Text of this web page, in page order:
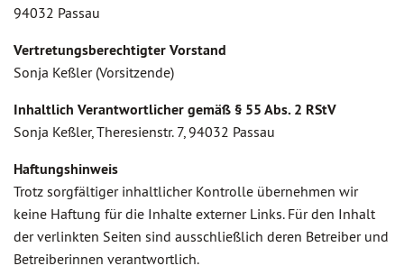
94032 Passau
Vertretungsberechtigter Vorstand
Sonja Keßler (Vorsitzende)
Inhaltlich Verantwortlicher gemäß § 55 Abs. 2 RStV
Sonja Keßler, Theresienstr. 7, 94032 Passau
Haftungshinweis
Trotz sorgfältiger inhaltlicher Kontrolle übernehmen wir
keine Haftung für die Inhalte externer Links. Für den Inhalt
der verlinkten Seiten sind ausschließlich deren Betreiber und
Betreiberinnen verantwortlich.